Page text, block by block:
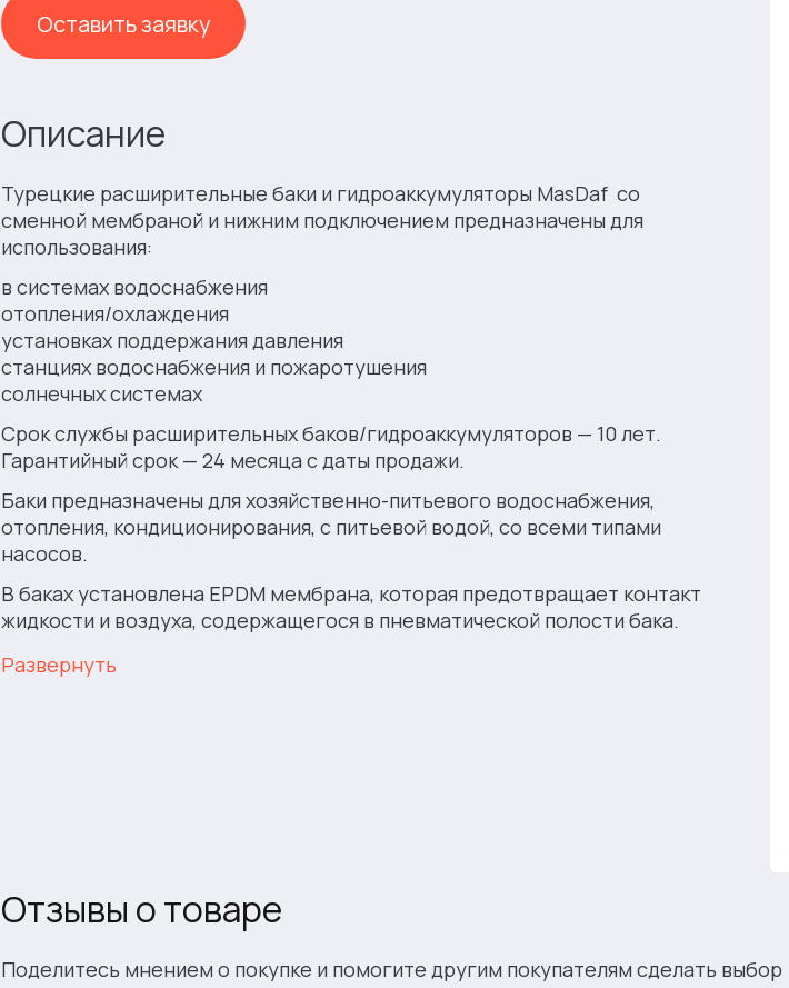
Оставить заявку
Описание
Турецкие расширительные баки и гидроаккумуляторы MasDaf со
сменной мембраной и нижним подключением предназначены для
использования:
в системах водоснабжения
отопления/охлаждения
установках поддержания давления
станциях водоснабжения и пожаротушения
солнечных системах
Срок службы расширительных баков/гидроаккумуляторов — 10 лет.
Гарантийный срок — 24 месяца с даты продажи.
Баки предназначены для хозяйственно-питьевого водоснабжения,
отопления, кондиционирования, с питьевой водой, со всеми типами
насосов.
В баках установлена EPDM мембрана, которая предотвращает контакт
жидкости и воздуха, содержащегося в пневматической полости бака.
Развернуть
Отзывы о товаре
Поделитесь мнением о покупке и помогите другим покупателям сделать выбор